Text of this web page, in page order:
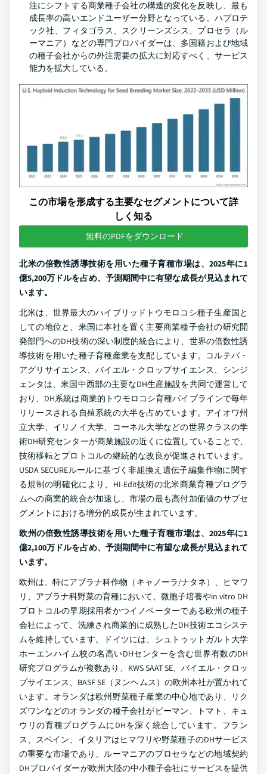
注にシフトする商業種子会社の構造的変化を反映し、最も
成長率の高いエンドユーザー分野となっている。ハプロテ
ック社、フィタゴラス、スクリーンズシス、プロセラ（ル
ーマニア）などの専門プロバイダーは、多国籍および地域
の種子会社からの外注需要の拡大に対応すべく、サービス
能力を拡大している。
この市場を形成する主要なセグメントについて詳
しく知る
無料のPDFをダウンロード
北米の倍数性誘導技術を用いた種子育種市場は、2025年に1
億5,200万ドルを占め、予測期間中に有望な成長が見込まれて
います。
北米は、世界最大のハイブリッドトウモロコシ種子生産国と
しての地位と、米国に本社を置く主要商業種子会社の研究開
発部門へのDH技術の深い制度的統合により、世界の倍数性誘
導技術を用いた種子育種産業を支配しています。コルテバ・
アグリサイエンス、バイエル・クロップサイエンス、シンジ
ェンタは、米国中西部の主要なDH生産施設を共同で運営して
おり、DH系統は商業的トウモロコシ育種パイプラインで毎年
リリースされる自殖系統の大半を占めています。アイオワ州
立大学、イリノイ大学、コーネル大学などの世界クラスの学
術DH研究センターが商業施設の近くに位置していることで、
技術移転とプロトコルの継続的な改良が促進されています。
USDA SECUREルールに基づく非組換え遺伝子編集作物に関す
る規制の明確化により、HI-Edit技術の北米商業育種プログラ
ムへの商業的統合が加速し、市場の最も高付加価値のサブセ
グメントにおける増分的成長が生まれています。
欧州の倍数性誘導技術を用いた種子育種市場は、2025年に1
億2,100万ドルを占め、予測期間中に有望な成長が見込まれて
います。
欧州は、特にアブラナ科作物（キャノーラ/ナタネ）、ヒマワ
リ、アブラナ科野菜の育種において、微胞子培養やin vitro DH
プロトコルの早期採用者かつイノベーターである欧州の種子
会社によって、洗練され商業的に成熟したDH技術エコシステ
ムを維持しています。ドイツには、シュトゥットガルト大学
ホーエンハイム校の名高いDHセンターを含む世界有数のDH
研究プログラムが複数あり、KWS SAAT SE、バイエル・クロッ
プサイエンス、BASF SE（ヌンヘムス）の欧州本社が置かれて
います。オランダは欧州野菜種子産業の中心地であり、リク
ズワンなどのオランダの種子会社がピーマン、トマト、キュ
ウリの育種プログラムにDHを深く統合しています。フラン
ス、スペイン、イタリアはヒマワリや野菜種子のDHサービス
の重要な市場であり、ルーマニアのプロセラなどの地域契約
DHプロバイダーが欧州大陸の中小種子会社にサービスを提供